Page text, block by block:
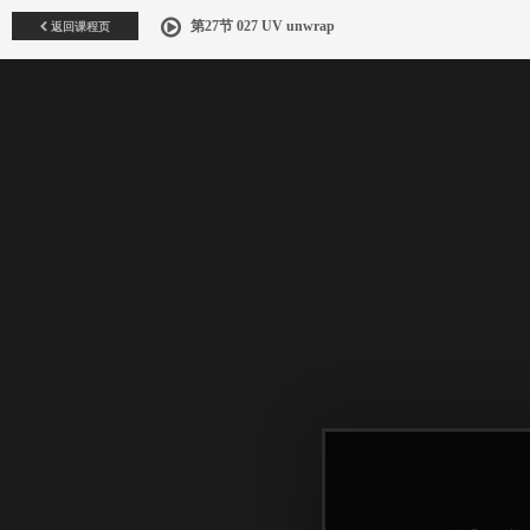
返回课程页 第27节 027 UV unwrap